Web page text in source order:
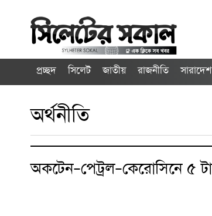
প্রচ্ছদ সিলেট জাতীয় রাজনীতি সারাদেশ
অর্থনীতি
অকটেন–পেট্রল–কেরোসিনে ৫